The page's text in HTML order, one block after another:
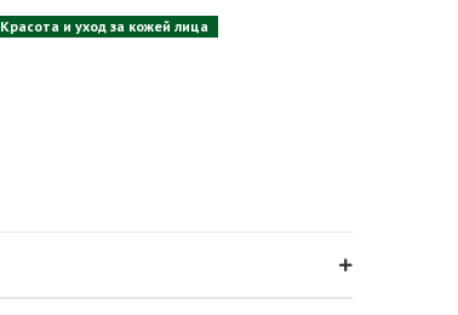
Красота и уход за кожей лица